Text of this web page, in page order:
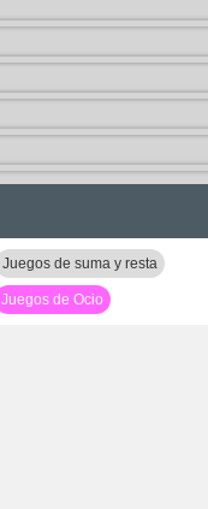
Juegos de suma y resta
Juegos de Ocio